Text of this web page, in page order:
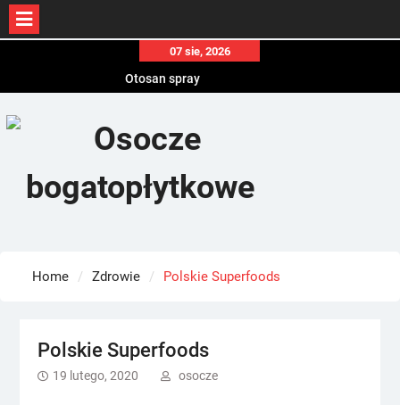
content
07 sie, 2026
Otosan spray
Home Zdrowie Polskie Superfoods
Polskie Superfoods
19 lutego, 2020 osocze